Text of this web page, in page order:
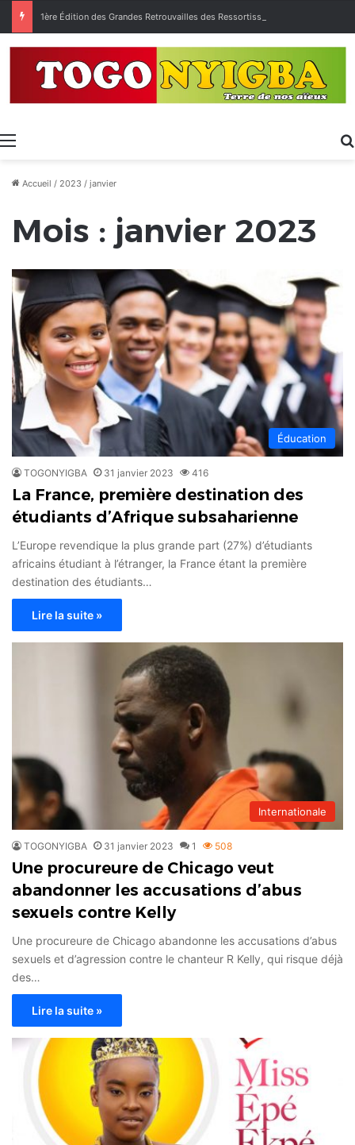
Menu
Accueil / 2023 / janvier
Mois : janvier 2023
Éducation
TOGONYIGBA 31 janvier 2023 416
La France, première destination des
étudiants d’Afrique subsaharienne
L’Europe revendique la plus grande part (27%) d’étudiants
africains étudiant à l’étranger, la France étant la première
destination des étudiants…
Lire la suite »
Internationale
TOGONYIGBA 31 janvier 2023 1 508
Une procureure de Chicago veut
abandonner les accusations d’abus
sexuels contre Kelly
Une procureure de Chicago abandonne les accusations d’abus
sexuels et d’agression contre le chanteur R Kelly, qui risque déjà
des…
Lire la suite »